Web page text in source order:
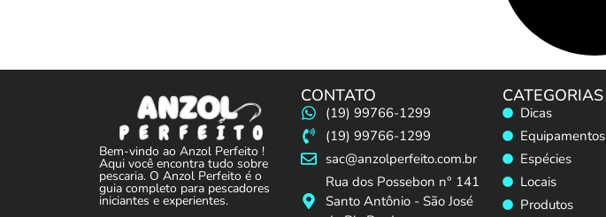
Bem-vindo ao Anzol Perfeito !
Aqui você encontra tudo sobre
pescaria. O Anzol Perfeito é o
guia completo para pescadores
iniciantes e experientes.
CONTATO
(19) 99766-1299
(19) 99766-1299
sac@anzolperfeito.com.br
Rua dos Possebon n° 141
Santo Antônio - São José
CATEGORIAS
Dicas
Equipamentos
Espécies
Locais
Produtos